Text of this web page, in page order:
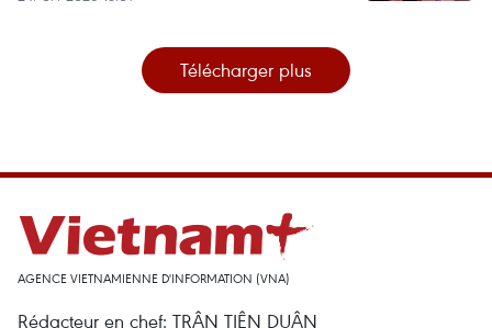
Télécharger plus
AGENCE VIETNAMIENNE D'INFORMATION (VNA)
Rédacteur en chef: TRÂN TIÊN DUÂN